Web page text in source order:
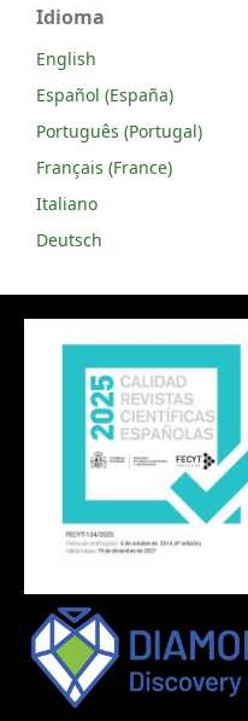
Idioma
English
Español (España)
Português (Portugal)
Français (France)
Italiano
Deutsch